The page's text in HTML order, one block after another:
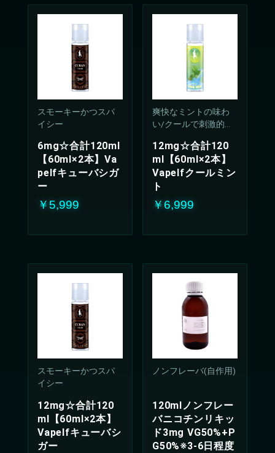
スモーキーかつスパ
イシー
6mg☆合計120ml
【60ml×2本】Va
pelfキューバシガ
ー
￥5,999
爽快なミントの味わ
い/クールで刺激的な
G%)
12mg☆合計120
ml【60ml×2本】
Vapelfクールミン
ト
￥6,999
スモーキーかつスパ
イシー
12mg☆合計120
ml【60ml×2本】
Vapelfキューバシ
ガー
ノンフレーバ(自作用)
120mlノンフレー
バニコチンリキッ
ド3mg VG50%+P
G50%※3-6日程度